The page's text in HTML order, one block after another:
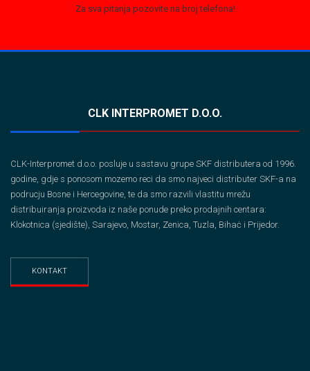
Za sva pitanja pozovite na broj telefona!
CLK INTERPROMET D.O.O.
CLK-Interpromet d.o.o. posluje u sastavu grupe SKF distributera od 1996.
godine, gdje s ponosom mozemo reci da smo najveci distributer SKF-a na
podrucju Bosne i Hercegovine, te da smo razvili vlastitu mrežu
distribuiranja proizvoda iz naše ponude preko prodajnih centara:
Klokotnica (sjedište), Sarajevo, Mostar, Zenica, Tuzla, Bihaċ i Prijedor.
KONTAKT